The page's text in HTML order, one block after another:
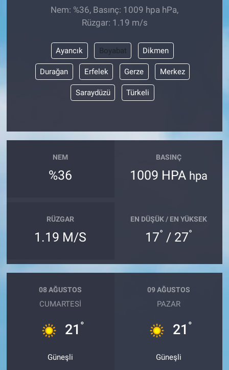
Nem: %36, Basınç: 1009 hpa hPa,
Rüzgar: 1.19 m/s
Ayancık Boyabat Dikmen
Durağan Erfelek Gerze Merkez
Saraydüzü Türkeli
NEM
%36
BASINÇ
1009 HPA hpa
RÜZGAR
1.19 M/S
EN DÜŞÜK / EN YÜKSEK
17° / 27°
08 AĞUSTOS
CUMARTESI
21 °
Güneşli
09 AĞUSTOS
PAZAR
21 °
Güneşli